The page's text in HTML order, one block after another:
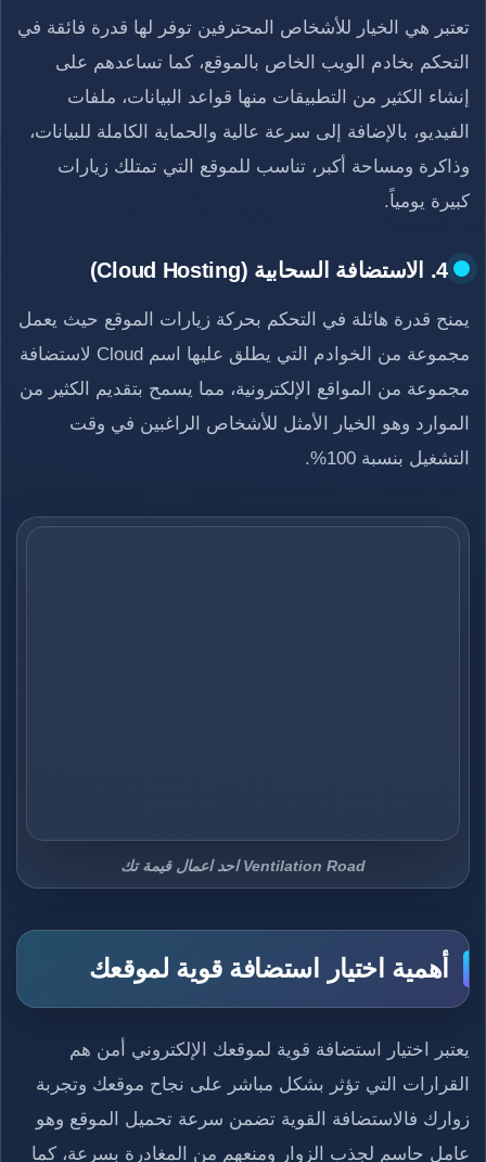
تعتبر هي الخيار للأشخاص المحترفين توفر لها قدرة فائقة في
التحكم بخادم الويب الخاص بالموقع، كما تساعدهم على
إنشاء الكثير من التطبيقات منها قواعد البيانات، ملفات
الفيديو، بالإضافة إلى سرعة عالية والحماية الكاملة للبيانات،
وذاكرة ومساحة أكبر، تناسب للموقع التي تمتلك زيارات
كبيرة يومياً.
4. الاستضافة السحابية (Cloud Hosting)
يمنح قدرة هائلة في التحكم بحركة زيارات الموقع حيث يعمل
مجموعة من الخوادم التي يطلق عليها اسم Cloud لاستضافة
مجموعة من المواقع الإلكترونية، مما يسمح بتقديم الكثير من
الموارد وهو الخيار الأمثل للأشخاص الراغبين في وقت
التشغيل بنسبة 100%.
Ventilation Road احد اعمال قيمة تك
أهمية اختيار استضافة قوية لموقعك
يعتبر اختيار استضافة قوية لموقعك الإلكتروني أمن هم
القرارات التي تؤثر بشكل مباشر على نجاح موقعك وتجربة
زوارك فالاستضافة القوية تضمن سرعة تحميل الموقع وهو
عامل حاسم لجذب الزوار ومنعهم من المغادرة بسرعة، كما